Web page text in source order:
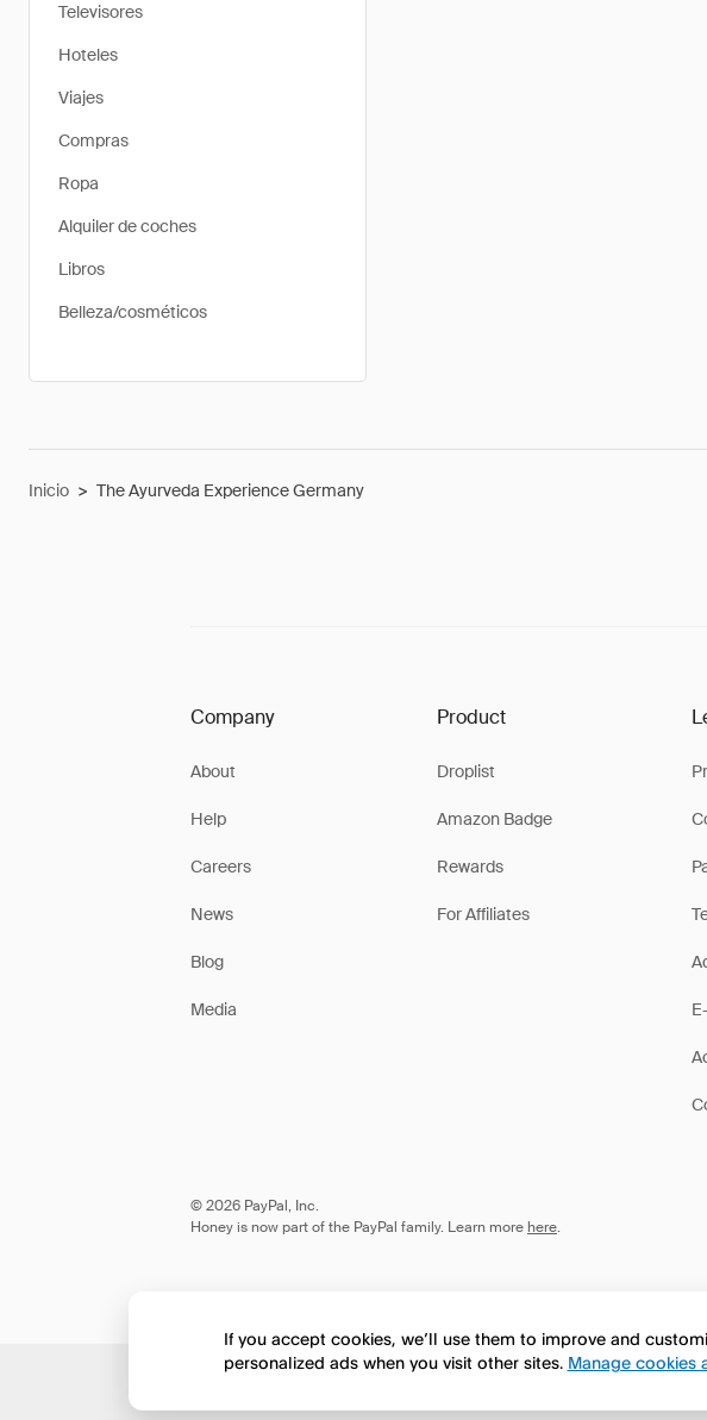
Televisores
Hoteles
Viajes
Compras
Ropa
Alquiler de coches
Libros
Belleza/cosméticos
Inicio > The Ayurveda Experience Germany
Company
About
Help
Careers
News
Blog
Media
Product
Droplist
Amazon Badge
Rewards
For Affiliates
© 2026 PayPal, Inc.
Honey is now part of the PayPal family. Learn more here.
If you accept cookies, we’ll use them to improve and
personalized ads when you visit other sites. Manage cookies